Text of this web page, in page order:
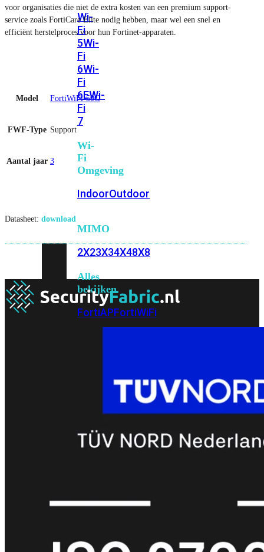
Wi-
Fi
5Wi-
Fi
6Wi-
Fi
6EWi-
Fi
7
Wi-
Fi
Omgeving
IndoorOutdoor
MIMO
2X23X34X48X8
Alles
bekijken
FortiAPFortiWiFi
30GFortiWiFi
31GFortiWiFi
60FFortiWiFi
voor organisaties die niet de extra kosten van een premium support-
service zoals FortiCare Elite nodig hebben, maar wel een snel en
efficiënt herstelproces voor hun Fortinet-apparaten.
Model FortiWiFi-50G
FWF-Type Support
Aantal jaar 3
Datasheet: download